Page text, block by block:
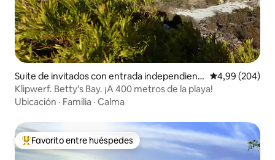
Suite de invitados con entrada independient
e en Bettysbaai
Calificación
4,99 (204)
Klipwerf. Betty's Bay. ¡A 400 metros de la playa!
Ubicación · Familia · Calma
Favorito entre los huéspedes más destacados
Favorito entre huéspedes